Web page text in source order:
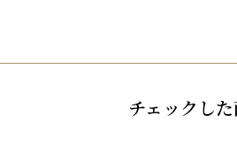
チェックし